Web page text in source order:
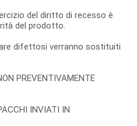
del diritto di recesso è
del prodotto.
difettosi verranno sostituiti
PREVENTIVAMENTE
INVIATI IN